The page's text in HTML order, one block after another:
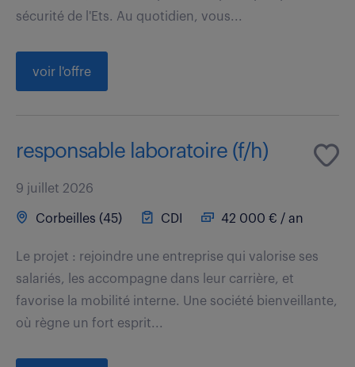
sécurité de l'Ets. Au quotidien, vous...
voir l'offre
responsable laboratoire (f/h)
9 juillet 2026
Corbeilles (45) CDI 42 000 € / an
Le projet : rejoindre une entreprise qui valorise ses
salariés, les accompagne dans leur carrière, et
favorise la mobilité interne. Une société bienveillante,
où règne un fort esprit...